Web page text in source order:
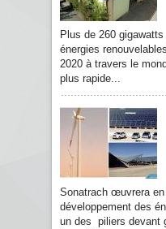
Plus de 260
énergies
2020 à travers le
plus rapide...
Sonatrach œuvrera
développement des
un des piliers devant